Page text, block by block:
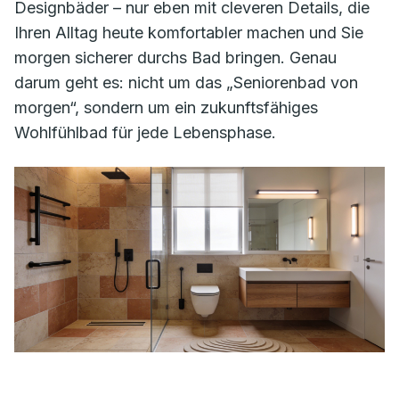
Designbäder – nur eben mit cleveren Details, die
Ihren Alltag heute komfortabler machen und Sie
morgen sicherer durchs Bad bringen. Genau
darum geht es: nicht um das „Seniorenbad von
morgen“, sondern um ein zukunftsfähiges
Wohlfühlbad für jede Lebensphase.